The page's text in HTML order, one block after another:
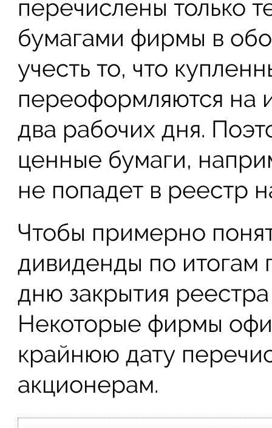
перечислены только
бумагами фирмы в
учесть то, что
переоформляются на
два рабочих дня.
ценные бумаги,
не попадет в реестр
Чтобы примерно
дивиденды по итогам
дню закрытия
Некоторые фирмы
крайнюю дату
акционерам.